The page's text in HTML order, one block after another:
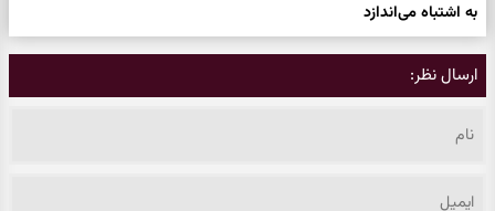
به اشتباه می‌اندازد
ارسال نظر: